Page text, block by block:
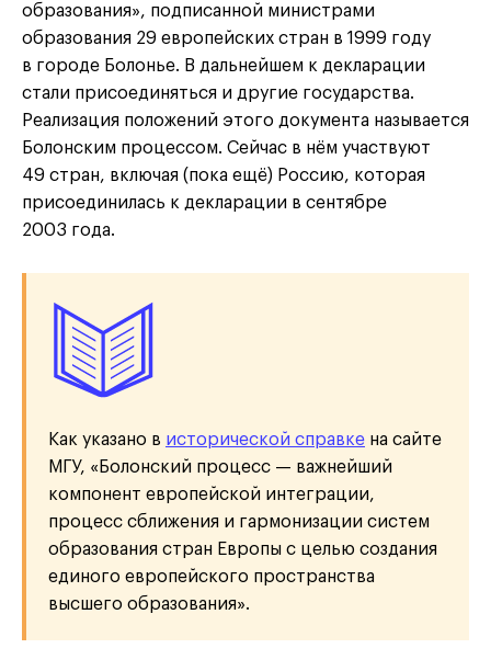
образования», подписанной министрами
образования 29 европейских стран в 1999 году
в городе Болонье. В дальнейшем к декларации
стали присоединяться и другие государства.
Реализация положений этого документа называется
Болонским процессом. Сейчас в нём участвуют
49 стран, включая (пока ещё) Россию, которая
присоединилась к декларации в сентябре
2003 года.
Как указано в исторической справке на сайте
МГУ, «Болонский процесс — важнейший
компонент европейской интеграции,
процесс сближения и гармонизации систем
образования стран Европы с целью создания
единого европейского пространства
высшего образования».